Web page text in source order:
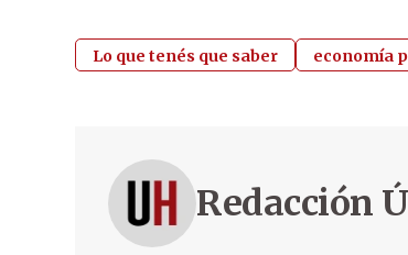
Lo que tenés que saber economía
Redacción